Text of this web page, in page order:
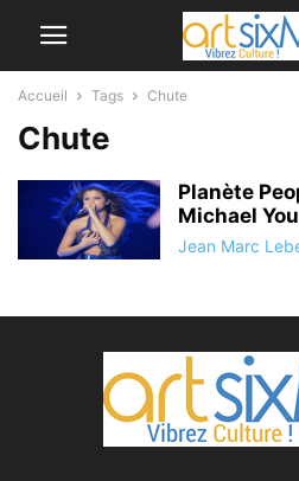
Accueil Tags Chute
Chute
Planète
Michael
Jean Marc